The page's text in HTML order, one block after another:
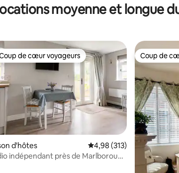
moyenne et longue
sur la base de 230 commentaires : 4,99 sur 5
de cœur voyageurs les plus appréciés
de cœur voyageurs
d'hôtes Évaluation moyenne sur
4,98 (313)
indépendant près de Marlborough
Coup de
Coup de